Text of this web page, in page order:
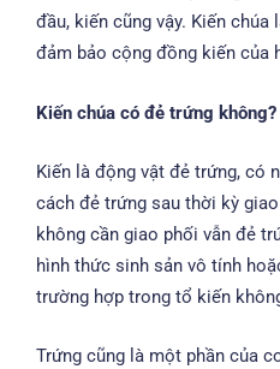
đầu, kiến cũng vậy. Kiến
đảm bảo cộng đồng kiến của
Kiến chúa có đẻ trứng không?
Kiến là động vật đẻ trứng, có
cách đẻ trứng sau thời kỳ
không cần giao phối vẫn đẻ
hình thức sinh sản vô tính
trường hợp trong tổ kiến
Trứng cũng là một phần của